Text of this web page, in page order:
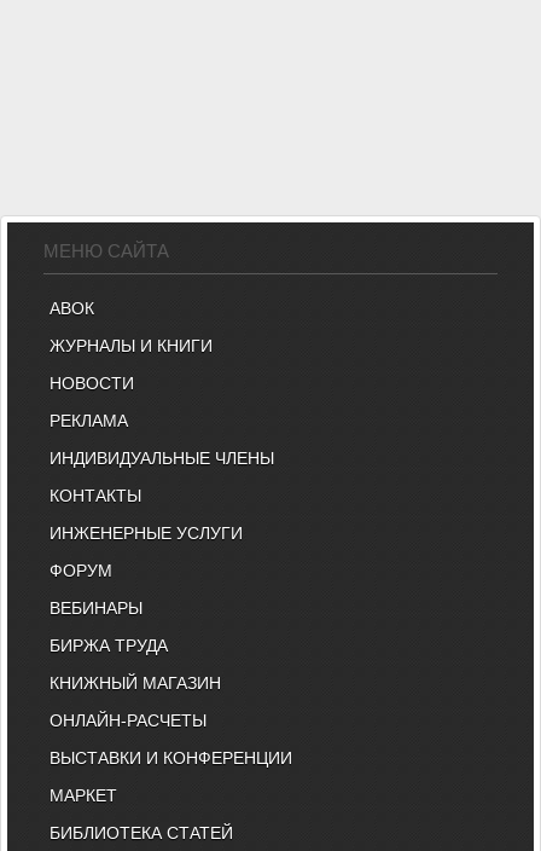
МЕНЮ САЙТА
АВОК
ЖУРНАЛЫ И КНИГИ
НОВОСТИ
РЕКЛАМА
ИНДИВИДУАЛЬНЫЕ ЧЛЕНЫ
КОНТАКТЫ
ИНЖЕНЕРНЫЕ УСЛУГИ
ФОРУМ
ВЕБИНАРЫ
БИРЖА ТРУДА
КНИЖНЫЙ МАГАЗИН
ОНЛАЙН-РАСЧЕТЫ
ВЫСТАВКИ И КОНФЕРЕНЦИИ
МАРКЕТ
БИБЛИОТЕКА СТАТЕЙ